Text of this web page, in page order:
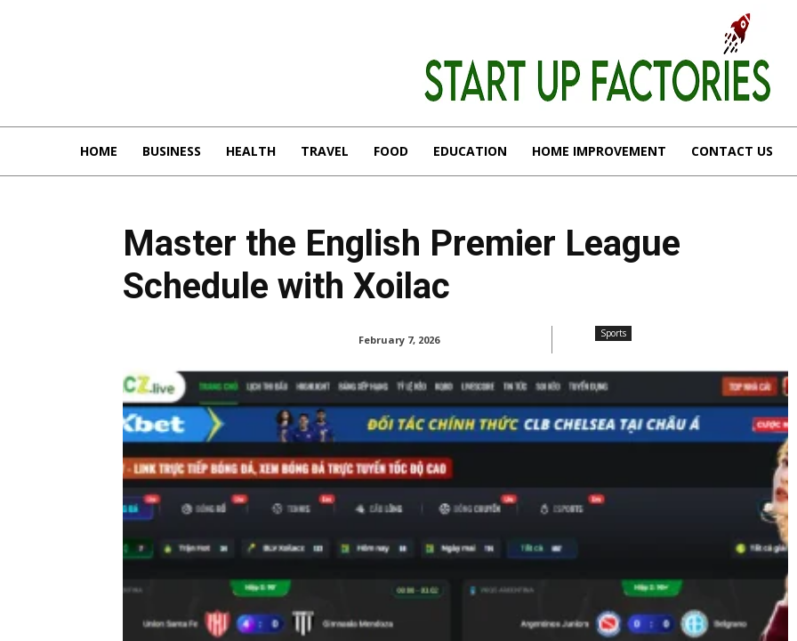
HOME BUSINESS HEALTH TRAVEL FOOD EDUCATION HOME IMPROVEMENT CONTACT US
Master the English Premier League
Schedule with Xoilac
February 7, 2026
Sports